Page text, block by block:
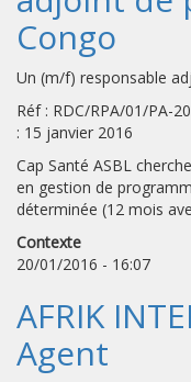
Congo
Un (m/f) responsable
Réf : RDC/
: 15 janvier 2016
Cap Santé ASBL
en gestion de
déterminée (12 mois
Contexte
20/01/2016 - 16:07
AFRIK
Agent